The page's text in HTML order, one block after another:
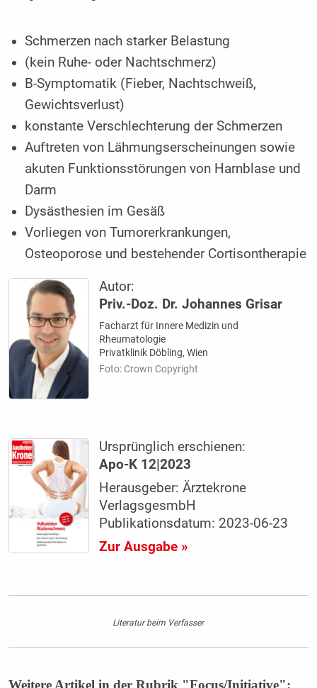
Schmerzen nach starker Belastung
(kein Ruhe- oder Nachtschmerz)
B-Symptomatik (Fieber, Nachtschweiß,
Gewichtsverlust)
konstante Verschlechterung der ­Schmerzen
Auftreten von Lähmungser­scheinungen sowie
akuten Funktionsstörungen von Harnblase und
Darm
Dysästhesien im Gesäß
Vorliegen von Tumorerkrankungen,
Osteoporose und bestehender Cortisontherapie
Autor:
Priv.-Doz. Dr. Johannes Grisar
Facharzt für Innere Medizin und
Rheumatologie
Privatklinik Döbling, Wien
Foto: Crown Copyright
Ursprünglich erschienen:
Apo-K 12|2023
Herausgeber: Ärztekrone
VerlagsgesmbH
Publikationsdatum: 2023-06-23
Zur Ausgabe »
Literatur beim Verfasser